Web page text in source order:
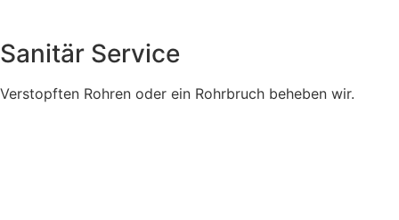
Sanitär Service
Verstopften Rohren oder ein Rohrbruch beheben wir.